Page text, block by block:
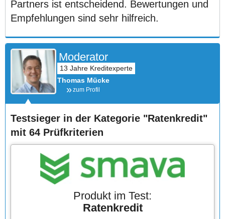
Partners ist entscheidend. Bewertungen und
Empfehlungen sind sehr hilfreich.
Moderator
Thomas Mücke
zum Profil
Testsieger in der Kategorie "Ratenkredit"
mit 64 Prüfkriterien
Produkt im Test:
Ratenkredit